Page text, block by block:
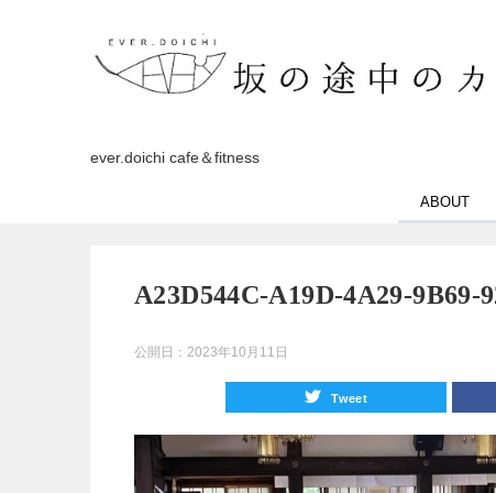
ever.doichi cafe＆fitness
ABOUT
A23D544C-A19D-4A29-9B69-
公開日： 2023年10月11日
Tweet